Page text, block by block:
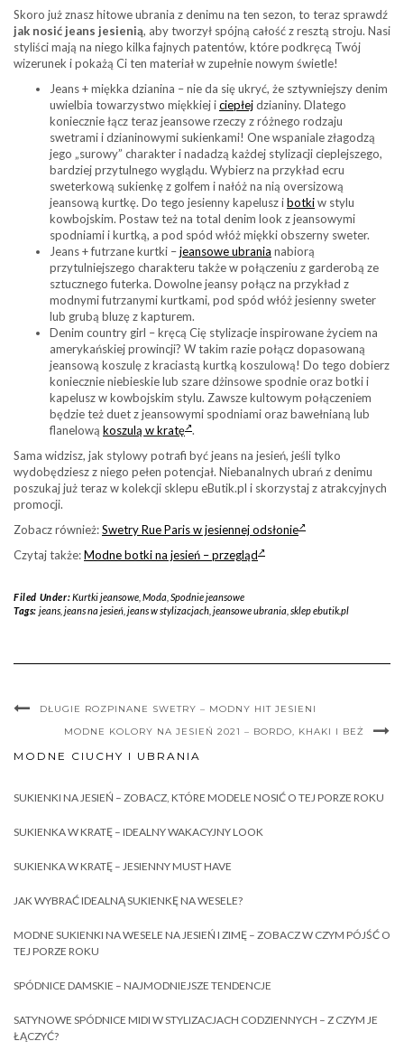
Skoro już znasz hitowe ubrania z denimu na ten sezon, to teraz sprawdź
jak nosić jeans jesienią, aby tworzył spójną całość z resztą stroju. Nasi
styliści mają na niego kilka fajnych patentów, które podkręcą Twój
wizerunek i pokażą Ci ten materiał w zupełnie nowym świetle!
Jeans + miękka dzianina – nie da się ukryć, że sztywniejszy denim
uwielbia towarzystwo miękkiej iciepłejdzianiny. Dlatego
koniecznie łącz teraz jeansowe rzeczy z różnego rodzaju
swetrami i dzianinowymi sukienkami! One wspaniale złagodzą
jego „surowy” charakter i nadadzą każdej stylizacji cieplejszego,
bardziej przytulnego wyglądu. Wybierz na przykład ecru
sweterkową sukienkę z golfem i nałóż na nią oversizową
jeansową kurtkę. Do tego jesienny kapelusz ibotkiw stylu
kowbojskim. Postaw też na total denim look z jeansowymi
spodniami i kurtką, a pod spód włóż miękki obszerny sweter.
Jeans + futrzane kurtki –jeansowe ubrania nabiorą
przytulniejszego charakteru także w połączeniu z garderobą ze
sztucznego futerka. Dowolne jeansy połącz na przykład z
modnymi futrzanymi kurtkami, pod spód włóż jesienny sweter
lub grubą bluzę z kapturem.
Denim country girl – kręcą Cię stylizacje inspirowane życiem na
amerykańskiej prowincji? W takim razie połącz dopasowaną
jeansową koszulę z kraciastą kurtką koszulową! Do tego dobierz
koniecznie niebieskie lub szare dżinsowe spodnie oraz botki i
kapelusz w kowbojskim stylu. Zawsze kultowym połączeniem
będzie też duet z jeansowymi spodniami oraz bawełnianą lub
flanelową koszulą w kratę .
Sama widzisz, jak stylowy potrafi być jeans na jesień, jeśli tylko
wydobędziesz z niego pełen potencjał. Niebanalnych ubrań z denimu
poszukaj już teraz w kolekcji sklepu eButik.pl i skorzystaj z atrakcyjnych
promocji.
Zobacz również:Swetry Rue Paris w jesiennej odsłonie
Czytaj także:Modne botki na jesień – przegląd
Filed Under:Kurtki jeansowe, Moda Spodnie jeansowe
Tags: jeans, jeans na jesień, jeans w stylizacjach, jeansowe ubrania sklep ebutik.pl
DŁUGIE ROZPINANE SWETRY – MODNY HIT JESIENI
MODNE KOLORY NA JESIEŃ 2021 – BORDO, KHAKI I BEŻ
MODNE CIUCHY I UBRANIA
SUKIENKI NA JESIEŃ – ZOBACZ, KTÓRE MODELE NOSIĆ O TEJ PORZE ROKU
SUKIENKA W KRATĘ – IDEALNY WAKACYJNY LOOK
SUKIENKA W KRATĘ – JESIENNY MUST HAVE
JAK WYBRAĆ IDEALNĄ SUKIENKĘ NA WESELE?
MODNE SUKIENKI NA WESELE NA JESIEŃ I ZIMĘ – ZOBACZ W CZYM PÓJŚĆ O
TEJ PORZE ROKU
SPÓDNICE DAMSKIE – NAJMODNIEJSZE TENDENCJE
SATYNOWE SPÓDNICE MIDI W STYLIZACJACH CODZIENNYCH – Z CZYM JE
ŁĄCZYĆ?